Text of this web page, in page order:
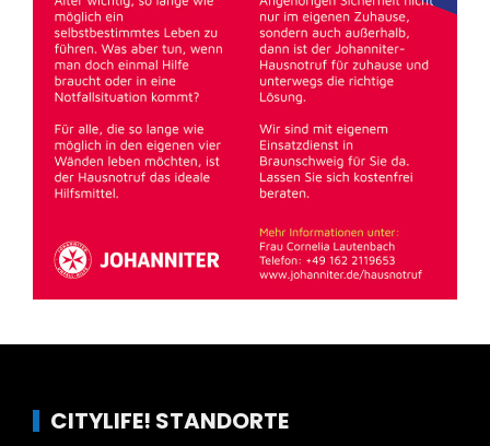
CITYLIFE! STANDORTE